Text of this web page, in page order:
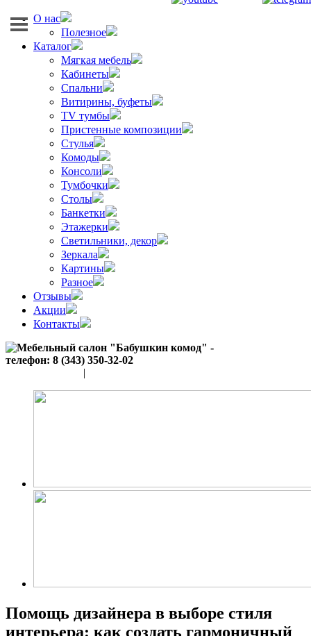
О нас
Полезное
Каталог
Мягкая мебель
Кабинеты
Спальни
Витирины, буфеты
TV тумбы
Пристенные композиции
Стулья
Комоды
Консоли
Тумбочки
Столы
Банкетки
Этажерки
Светильники, декор
Зеркала
Картины
Разное
Отзывы
Акции
Контакты
|
Помощь дизайнера в выборе стиля
интерьера: как создать гармоничный